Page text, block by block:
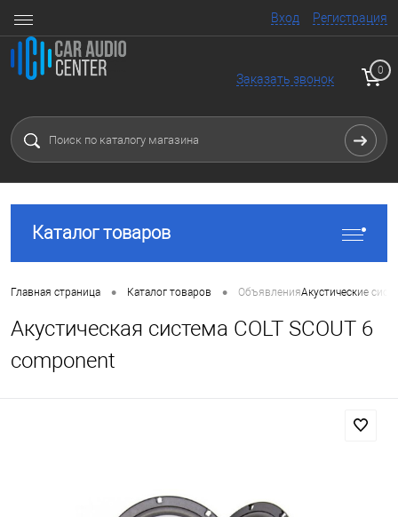
Вход Регистрация
Заказать звонок
0
Каталог товаров
Главная страница • Каталог товаров • ОбъявленияАкустические
Акустическая система COLT SCOUT 6
component